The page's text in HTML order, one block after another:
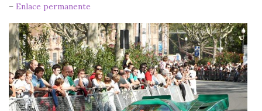
– Enlace permanente